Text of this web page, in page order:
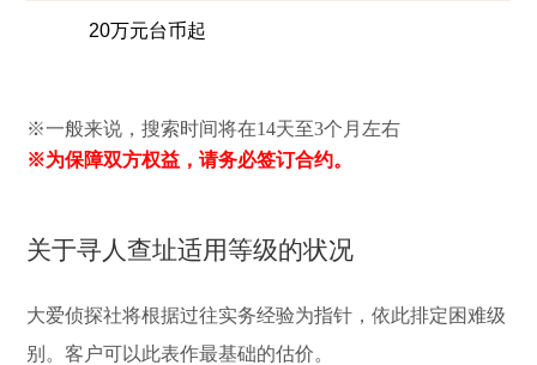
20万元台币起
※一般来说，搜索时间将在14天至3个月左右
※为保障双方权益，请务必签订合约。
关于寻人查址适用等级的状况
大爱侦探社将根据过往实务经验为指针，依此排定困难级
别。客户可以此表作最基础的估价。